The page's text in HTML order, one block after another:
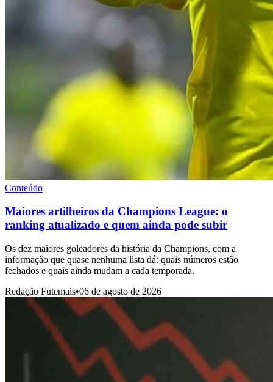
Conteúdo
Maiores artilheiros da Champions League: o
ranking atualizado e quem ainda pode subir
Os dez maiores goleadores da história da Champions, com a
informação que quase nenhuma lista dá: quais números estão
fechados e quais ainda mudam a cada temporada.
Redação Futemais•06 de agosto de 2026